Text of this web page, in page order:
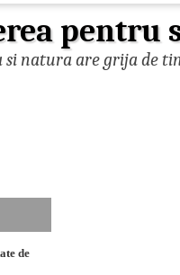
pentru
si natura are grija de
de